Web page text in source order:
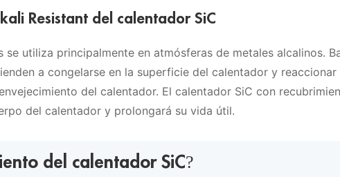
Resistant del calentador SiC
utiliza principalmente en atmósferas de metales alcalinos.
a congelarse en la superficie del calentador y reaccionar
del calentador. El calentador SiC con
del calentador y prolongará su vida útil.
del calentador SiC?